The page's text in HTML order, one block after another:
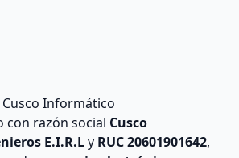
Cusco Informático
con razón social Cusco
E.I.R.Ly RUC 20601901642,